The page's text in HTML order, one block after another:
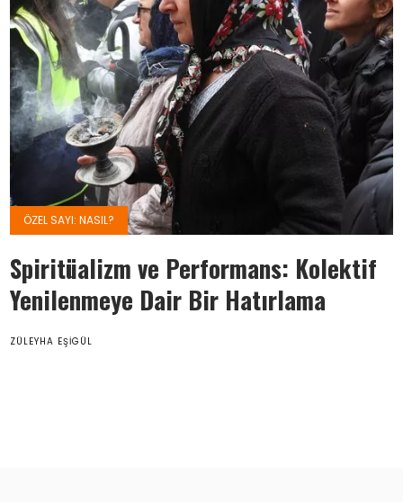
ÖZEL SAYI: NASIL?
Spiritüalizm ve Performans: Kolektif
Yenilenmeye Dair Bir Hatırlama
ZÜLEYHA EŞIGÜL